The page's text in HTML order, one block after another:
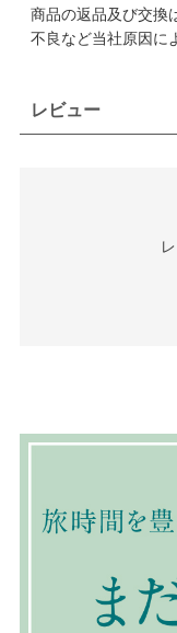
商品の返品及び交換
不良など当社原因に
レビュー